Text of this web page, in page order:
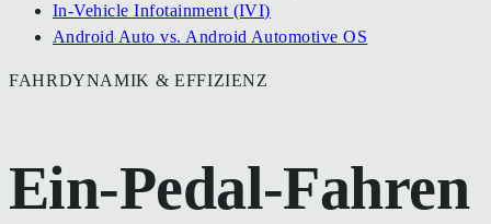
In-Vehicle Infotainment (IVI)
Android Auto vs. Android Automotive OS
FAHRDYNAMIK & EFFIZIENZ
Ein-Pedal-Fahren